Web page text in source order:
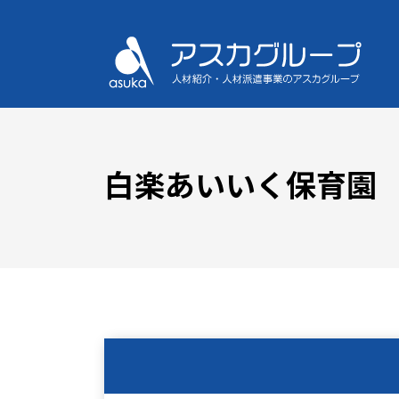
白楽あいいく保育園